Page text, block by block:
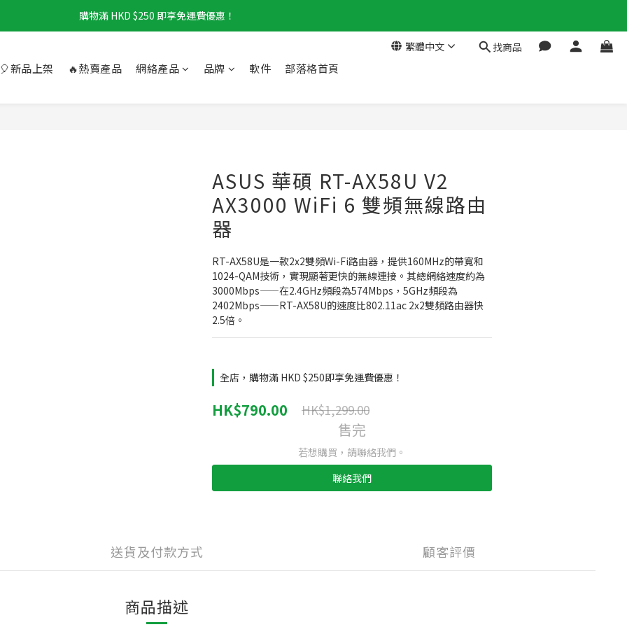
購物滿 HKD $250 即享免運費優惠！
繁體中文 找商品
🎈新品上架 🔥熱賣產品 網絡產品 品牌 軟件 部落格首頁
ASUS 華碩 RT-AX58U V2
AX3000 WiFi 6 雙頻無線路由
器
RT-AX58U是一款2x2雙頻Wi-Fi路由器，提供160MHz的帶寬和
1024-QAM技術，實現顯著更快的無線連接。其總網絡速度約為
3000Mbps——在2.4GHz頻段為574Mbps，5GHz頻段為
2402Mbps——RT-AX58U的速度比802.11ac 2x2雙頻路由器快
2.5倍。
全店，購物滿 HKD $250即享免運費優惠！
HK$790.00 HK$1,299.00
售完
若想購買，請聯絡我們。
聯絡我們
送貨及付款方式 顧客評價
商品描述